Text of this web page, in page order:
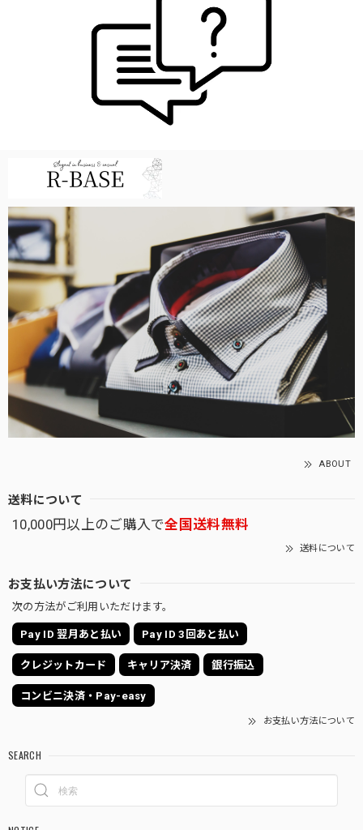
ABOUT
送料について
10,000円以上のご購入で全国送料無料
送料について
お支払い方法について
次の方法がご利用いただけます。
Pay ID 翌月あと払い Pay ID 3回あと払い
クレジットカード キャリア決済 銀行振込
コンビニ決済・Pay-easy
お支払い方法について
SEARCH